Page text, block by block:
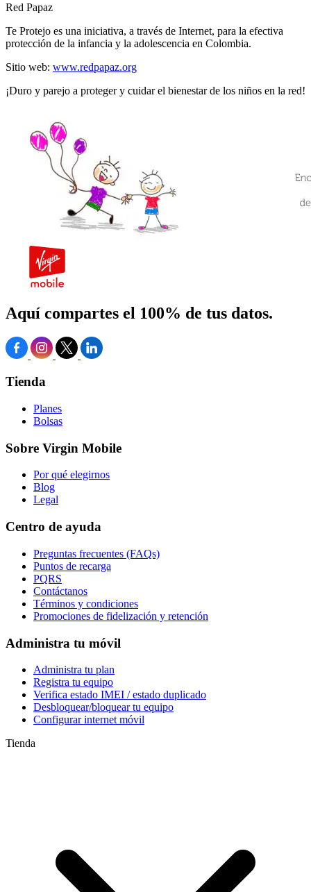
Red Papaz
Te Protejo es una iniciativa, a través de Internet, para la efectiva
protección de la infancia y la adolescencia en Colombia.
Sitio web: www.redpapaz.org
¡Duro y parejo a proteger y cuidar el bienestar de los niños en la red!
Aquí compartes el 100% de tus datos.
Tienda
Planes
Bolsas
Sobre Virgin Mobile
Por qué elegirnos
Blog
Legal
Centro de ayuda
Preguntas frecuentes (FAQs)
Puntos de recarga
PQRS
Contáctanos
Términos y condiciones
Promociones de fidelización y retención
Administra tu móvil
Administra tu plan
Registra tu equipo
Verifica estado IMEI / estado duplicado
Desbloquear/bloquear tu equipo
Configurar internet móvil
Tienda